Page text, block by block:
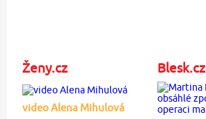
Ženy.cz
video Alena Mihulová
Blesk.cz